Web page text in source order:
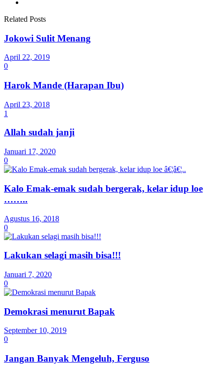
Related Posts
Jokowi Sulit Menang
April 22, 2019
0
Harok Mande (Harapan Ibu)
April 23, 2018
1
Allah sudah janji
Januari 17, 2020
0
Kalo Emak-emak sudah bergerak, kelar idup loe
……..
Agustus 16, 2018
0
Lakukan selagi masih bisa!!!
Januari 7, 2020
0
Demokrasi menurut Bapak
September 10, 2019
0
Jangan Banyak Mengeluh, Ferguso